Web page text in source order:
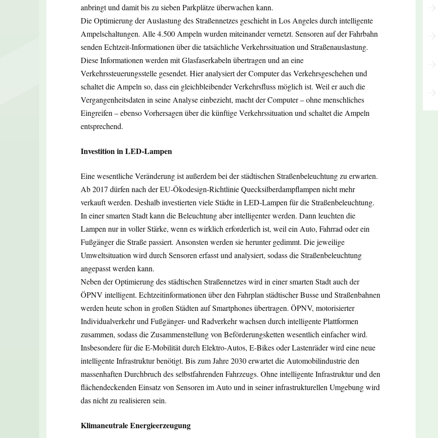
anbringt und damit bis zu sieben Parkplätze überwachen kann.
Die Optimierung der Auslastung des Straßennetzes geschieht in Los Angeles durch intelligente
Ampelschaltungen. Alle 4.500 Ampeln wurden miteinander vernetzt. Sensoren auf der Fahrbahn
senden Echtzeit-Informationen über die tatsächliche Verkehrssituation und Straßenauslastung.
Diese Informationen werden mit Glasfaserkabeln übertragen und an eine
Verkehrssteuerungsstelle gesendet. Hier analysiert der Computer das Verkehrsgeschehen und
schaltet die Ampeln so, dass ein gleichbleibender Verkehrsfluss möglich ist. Weil er auch die
Vergangenheitsdaten in seine Analyse einbezieht, macht der Computer – ohne menschliches
Eingreifen – ebenso Vorhersagen über die künftige Verkehrssituation und schaltet die Ampeln
entsprechend.
Investition in LED-Lampen
Eine wesentliche Veränderung ist außerdem bei der städtischen Straßenbeleuchtung zu erwarten.
Ab 2017 dürfen nach der EU-Ökodesign-Richtlinie Quecksilberdampflampen nicht mehr
verkauft werden. Deshalb investierten viele Städte in LED-Lampen für die Straßenbeleuchtung.
In einer smarten Stadt kann die Beleuchtung aber intelligenter werden. Dann leuchten die
Lampen nur in voller Stärke, wenn es wirklich erforderlich ist, weil ein Auto, Fahrrad oder ein
Fußgänger die Straße passiert. Ansonsten werden sie herunter gedimmt. Die jeweilige
Umweltsituation wird durch Sensoren erfasst und analysiert, sodass die Straßenbeleuchtung
angepasst werden kann.
Neben der Optimierung des städtischen Straßennetzes wird in einer smarten Stadt auch der
ÖPNV intelligent. Echtzeitinformationen über den Fahrplan städtischer Busse und Straßenbahnen
werden heute schon in großen Städten auf Smartphones übertragen. ÖPNV, motorisierter
Individualverkehr und Fußgänger- und Radverkehr wachsen durch intelligente Plattformen
zusammen, sodass die Zusammenstellung von Beförderungsketten wesentlich einfacher wird.
Insbesondere für die E-Mobilität durch Elektro-Autos, E-Bikes oder Lastenräder wird eine neue
intelligente Infrastruktur benötigt. Bis zum Jahre 2030 erwartet die Automobilindustrie den
massenhaften Durchbruch des selbstfahrenden Fahrzeugs. Ohne intelligente Infrastruktur und den
flächendeckenden Einsatz von Sensoren im Auto und in seiner infrastrukturellen Umgebung wird
das nicht zu realisieren sein.
Klimaneutrale Energieerzeugung